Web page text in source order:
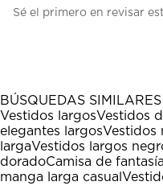
para
1
estrella
Esta
acción
abrirá
el
formulario
para
estrellas.
Esta
acción
abrirá
el
formulario
para
estrellas.
Esta
acción
abrirá
el
formulario
para
estrellas.
Esta
acción
abrirá
el
formulario
para
estrellas.
Esta
acción
abrirá
el
Sé el primero en revisar
BÚSQUEDAS SIMILARES
Vestidos largosVestidos
elegantes largosVestidos
largaVestidos largos
doradoCamisa de
manga larga casual